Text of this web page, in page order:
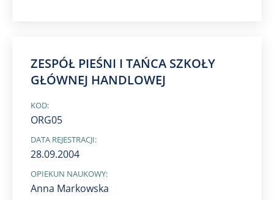
ZESPÓŁ PIEŚNI I TAŃCA SZKOŁY
GŁÓWNEJ HANDLOWEJ
KOD:
ORG05
DATA REJESTRACJI:
28.09.2004
OPIEKUN NAUKOWY:
Anna Markowska